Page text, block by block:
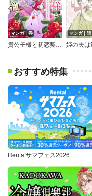
マンガ｜巻
貴公子様と初恋契約 ～運命は甘くキスでめざめて～ ネクストFアンソロジー
マンガ｜話
おすすめ特集
Renta!サマフェス2026